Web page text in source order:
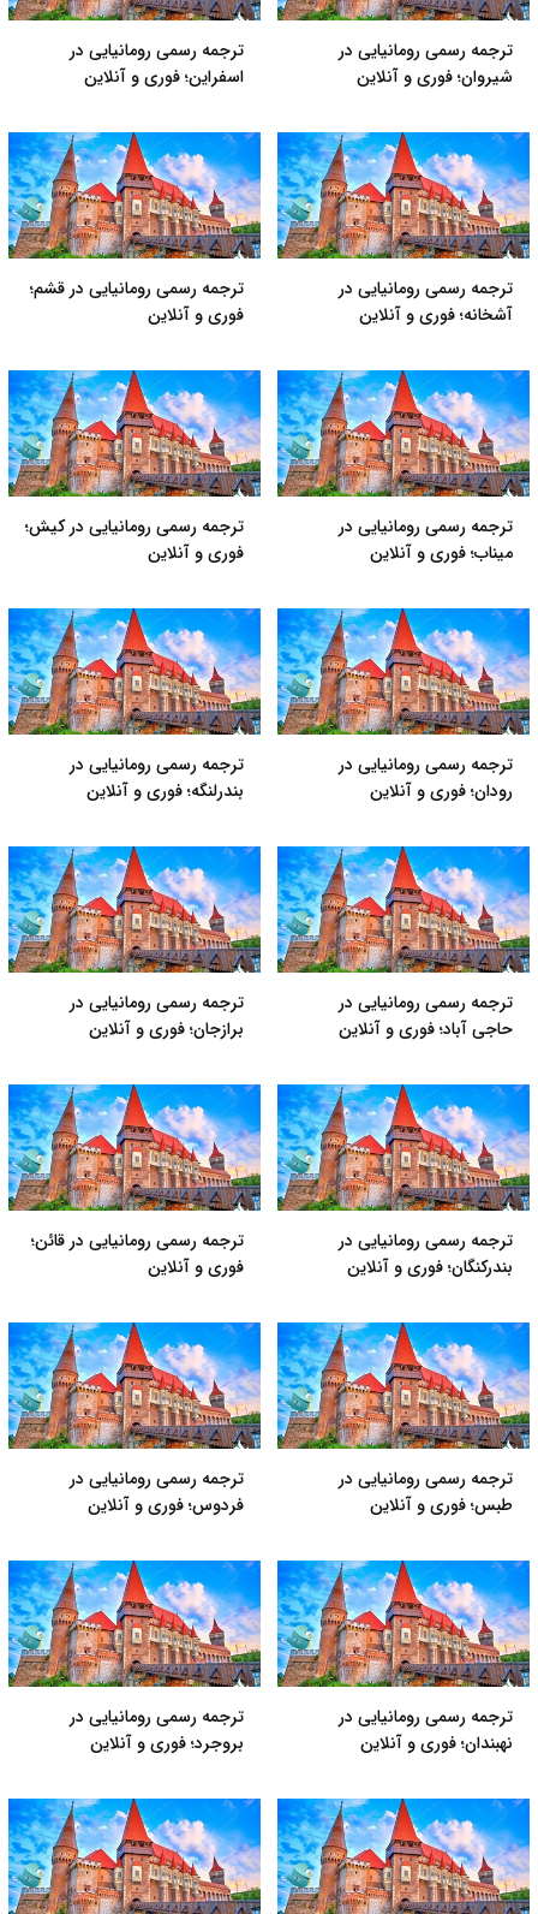
ترجمه رسمی رومانیایی در
شیروان؛ فوری و آنلاین
ترجمه رسمی رومانیایی در
اسفراین؛ فوری و آنلاین
ترجمه رسمی رومانیایی در
آشخانه؛ فوری و آنلاین
ترجمه رسمی رومانیایی در قشم؛
فوری و آنلاین
ترجمه رسمی رومانیایی در
میناب؛ فوری و آنلاین
ترجمه رسمی رومانیایی در کیش؛
فوری و آنلاین
ترجمه رسمی رومانیایی در
رودان؛ فوری و آنلاین
ترجمه رسمی رومانیایی در
بندرلنگه؛ فوری و آنلاین
ترجمه رسمی رومانیایی در
حاجی آباد؛ فوری و آنلاین
ترجمه رسمی رومانیایی در
برازجان؛ فوری و آنلاین
ترجمه رسمی رومانیایی در
بندرکنگان؛ فوری و آنلاین
ترجمه رسمی رومانیایی در قائن؛
فوری و آنلاین
ترجمه رسمی رومانیایی در
طبس؛ فوری و آنلاین
ترجمه رسمی رومانیایی در
فردوس؛ فوری و آنلاین
ترجمه رسمی رومانیایی در
نهبندان؛ فوری و آنلاین
ترجمه رسمی رومانیایی در
بروجرد؛ فوری و آنلاین